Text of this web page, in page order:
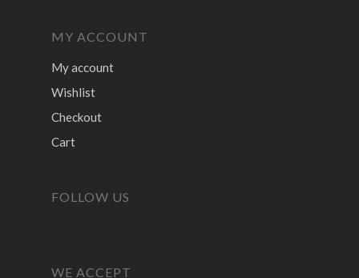
MY ACCOUNT
My account
Wishlist
Checkout
Cart
FOLLOW US
WE ACCEPT